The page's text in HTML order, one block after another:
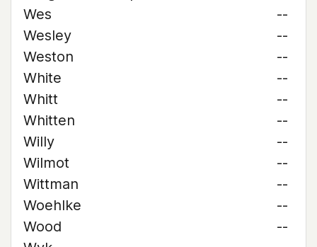
Wes
--
Wesley
--
Weston
--
White
--
Whitt
--
Whitten
--
Willy
--
Wilmot
--
Wittman
--
Woehlke
--
Wood
--